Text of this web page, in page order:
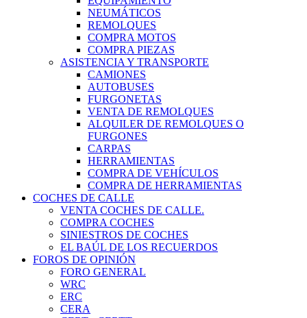
NEUMÁTICOS
REMOLQUES
COMPRA MOTOS
COMPRA PIEZAS
ASISTENCIA Y TRANSPORTE
CAMIONES
AUTOBUSES
FURGONETAS
VENTA DE REMOLQUES
ALQUILER DE REMOLQUES O
FURGONES
CARPAS
HERRAMIENTAS
COMPRA DE VEHÍCULOS
COMPRA DE HERRAMIENTAS
COCHES DE CALLE
VENTA COCHES DE CALLE.
COMPRA COCHES
SINIESTROS DE COCHES
EL BAÚL DE LOS RECUERDOS
FOROS DE OPINIÓN
FORO GENERAL
WRC
ERC
CERA